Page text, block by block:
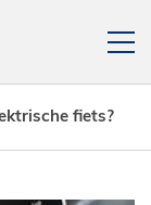
fiets?